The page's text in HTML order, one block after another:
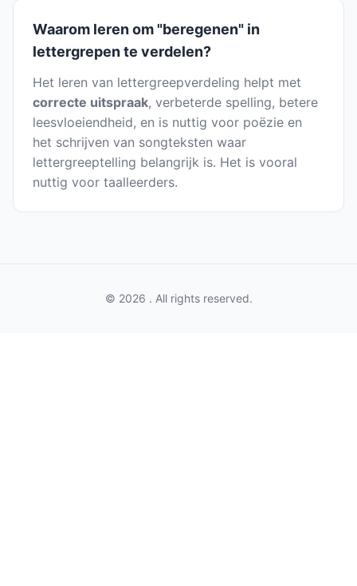
Waarom leren om "beregenen" in
lettergrepen te verdelen?
Het leren van lettergreepverdeling helpt met
correcte uitspraak, verbeterde spelling, betere
leesvloeiendheid, en is nuttig voor poëzie en
het schrijven van songteksten waar
lettergreeptelling belangrijk is. Het is vooral
nuttig voor taalleerders.
© 2026 . All rights reserved.